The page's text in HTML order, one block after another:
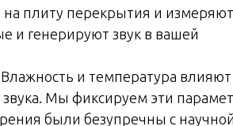
на плиту перекрытия и измеряют
и генерируют звук в вашей
Влажность и температура влияют
Мы фиксируем эти
были безупречны с научной